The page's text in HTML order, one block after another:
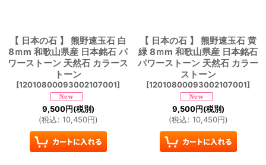
【 日本の石 】 熊野速玉石 白
8ｍm 和歌山県産 日本銘石 パ
ワーストーン 天然石 カラース
トーン
[12010800093002107001]
9,500円(税別)
(税込: 10,450円)
【 日本の石 】 熊野速玉石 黄
緑 8ｍm 和歌山県産 日本銘石
パワーストーン 天然石 カラー
ストーン
[12010800093002107001]
9,500円(税別)
(税込: 10,450円)